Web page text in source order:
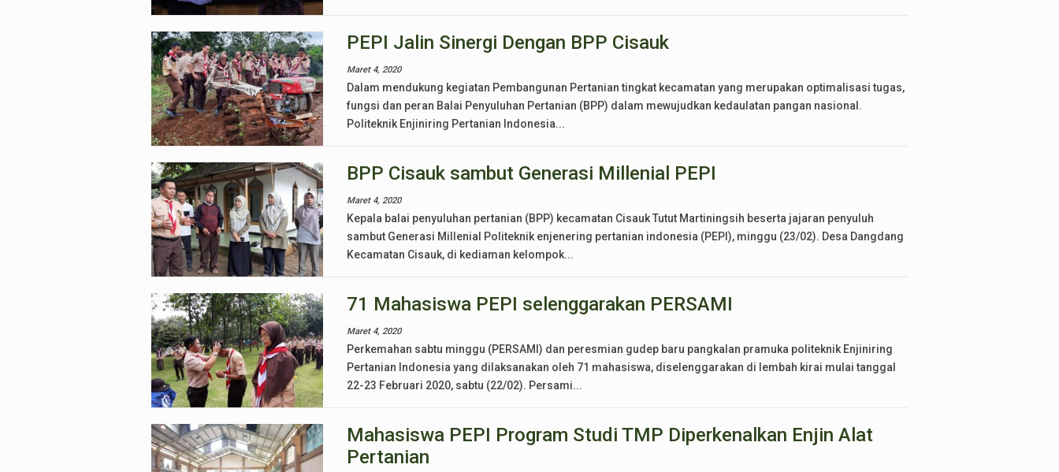
PEPI Jalin Sinergi Dengan BPP Cisauk
Maret 4, 2020
Dalam mendukung kegiatan Pembangunan Pertanian tingkat kecamatan yang merupakan optimalisasi tugas,
fungsi dan peran Balai Penyuluhan Pertanian (BPP) dalam mewujudkan kedaulatan pangan nasional.
Politeknik Enjiniring Pertanian Indonesia...
BPP Cisauk sambut Generasi Millenial PEPI
Maret 4, 2020
Kepala balai penyuluhan pertanian (BPP) kecamatan Cisauk Tutut Martiningsih beserta jajaran penyuluh
sambut Generasi Millenial Politeknik enjenering pertanian indonesia (PEPI), minggu (23/02). Desa Dangdang
Kecamatan Cisauk, di kediaman kelompok...
71 Mahasiswa PEPI selenggarakan PERSAMI
Maret 4, 2020
Perkemahan sabtu minggu (PERSAMI) dan peresmian gudep baru pangkalan pramuka politeknik Enjiniring
Pertanian Indonesia yang dilaksanakan oleh 71 mahasiswa, diselenggarakan di lembah kirai mulai tanggal
22-23 Februari 2020, sabtu (22/02). Persami...
Mahasiswa PEPI Program Studi TMP Diperkenalkan Enjin Alat
Pertanian